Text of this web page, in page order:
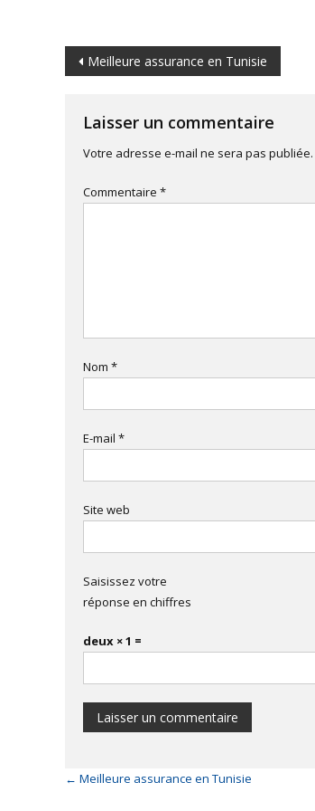
Navigation
l’article
Meilleure assurance en Tunisie
Laisser un commentaire
Votre adresse e-mail ne sera pas publiée.
Commentaire *
Nom *
E-mail *
Site web
Saisissez votre
réponse en chiffres
deux × 1 =
← Meilleure assurance en Tunisie